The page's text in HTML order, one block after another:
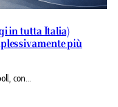
in tutta Italia)
più
con…